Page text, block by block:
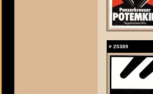
# 25389